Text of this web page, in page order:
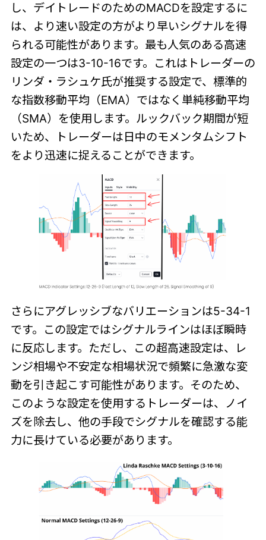
し、デイトレードのためのMACDを設定するに
は、より速い設定の方がより早いシグナルを得
られる可能性があります。最も人気のある高速
設定の一つは3-10-16です。これはトレーダーの
リンダ・ラシュケ氏が推奨する設定で、標準的
な指数移動平均（EMA）ではなく単純移動平均
（SMA）を使用します。ルックバック期間が短
いため、トレーダーは日中のモメンタムシフト
をより迅速に捉えることができます。
さらにアグレッシブなバリエーションは5-34-1
です。この設定ではシグナルラインはほぼ瞬時
に反応します。ただし、この超高速設定は、レ
ンジ相場や不安定な相場状況で頻繁に急激な変
動を引き起こす可能性があります。そのため、
このような設定を使用するトレーダーは、ノイ
ズを除去し、他の手段でシグナルを確認する能
力に長けている必要があります。